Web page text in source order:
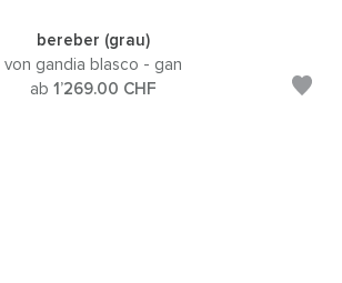
bereber (grau)
von gandia blasco - gan
ab 1’269.00 CHF